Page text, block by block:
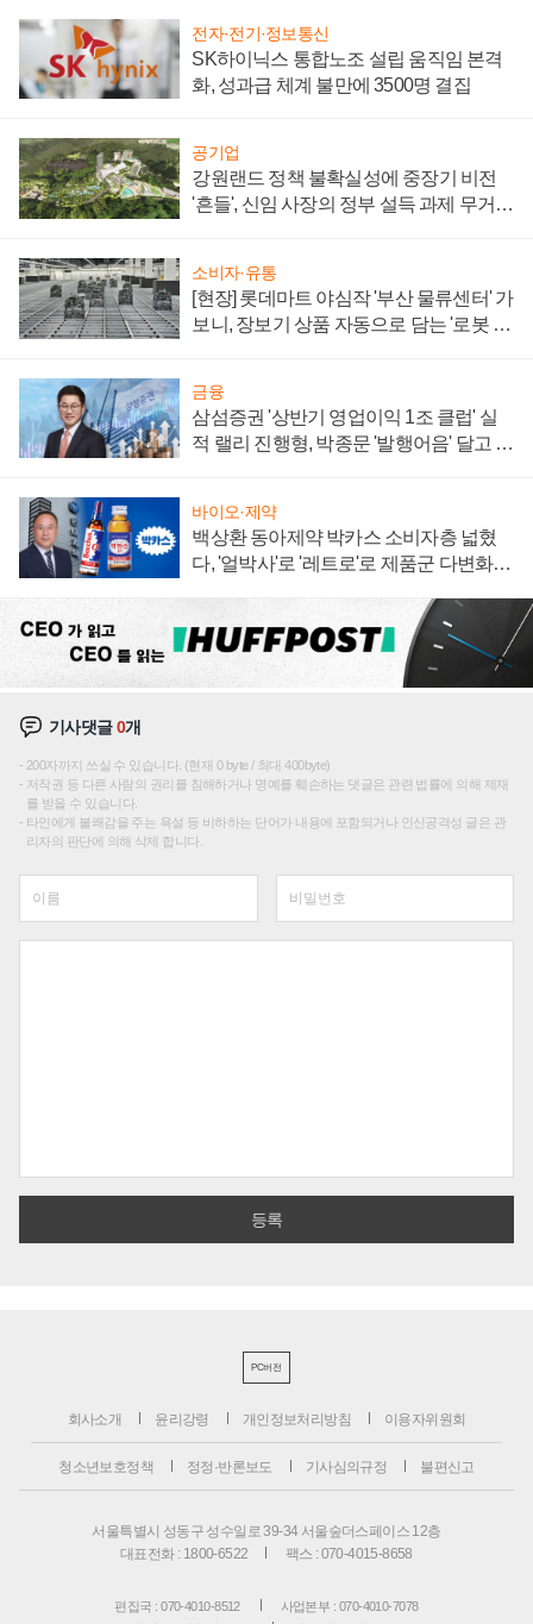
전자·전기·정보통신
SK하이닉스 통합노조 설립 움직임 본격
화, 성과급 체계 불만에 3500명 결집
공기업
강원랜드 정책 불확실성에 중장기 비전
'흔들', 신임 사장의 정부 설득 과제 무거워
소비자·유통
[현장] 롯데마트 야심작 '부산 물류센터' 가
보니, 장보기 상품 자동으로 담는 '로봇 40
금융
삼섬증권 '상반기 영업이익 1조 클럽' 실
적 랠리 진행형, 박종문 '발행어음' 달고 연
바이오·제약
백상환 동아제약 박카스 소비자층 넓혔
다, '얼박사'로 '레트로'로 제품군 다변화
기사댓글0개
200자까지 쓰실 수 있습니다. (현재 0 byte / 최대 400byte)
저작권 등 다른 사람의 권리를 침해하거나 명예를 훼손하는 댓글은 관련 법률에 의해 제재
를 받을 수 있습니다.
타인에게 불쾌감을 주는 욕설 등 비하하는 단어가 내용에 포함되거나 인신공격성 글은 관
리자의 판단에 의해 삭제 합니다.
PC버전
회사소개 윤리강령 개인정보처리방침 이용자위원회
청소년보호정책 정정·반론보도 기사심의규정 불편신고
서울특별시 성동구 성수일로 39-34 서울숲더스페이스 12층
대표전화 : 1800-6522
팩스 : 070-4015-8658
편집국 : 070-4010-8512
사업본부 : 070-4010-7078